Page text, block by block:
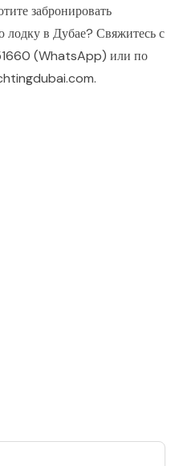
забронировать
в Дубае? Свяжитесь с
(WhatsApp) или по